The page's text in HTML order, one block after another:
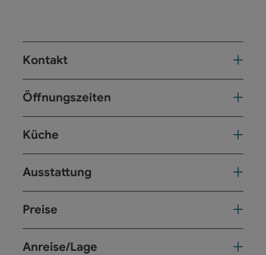
Kontakt
Öffnungszeiten
Küche
Ausstattung
Preise
Anreise/Lage